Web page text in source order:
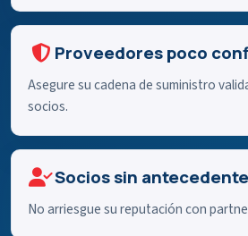
Proveedores poco
Asegure su cadena de suministro
socios.
Socios sin
No arriesgue su reputación con